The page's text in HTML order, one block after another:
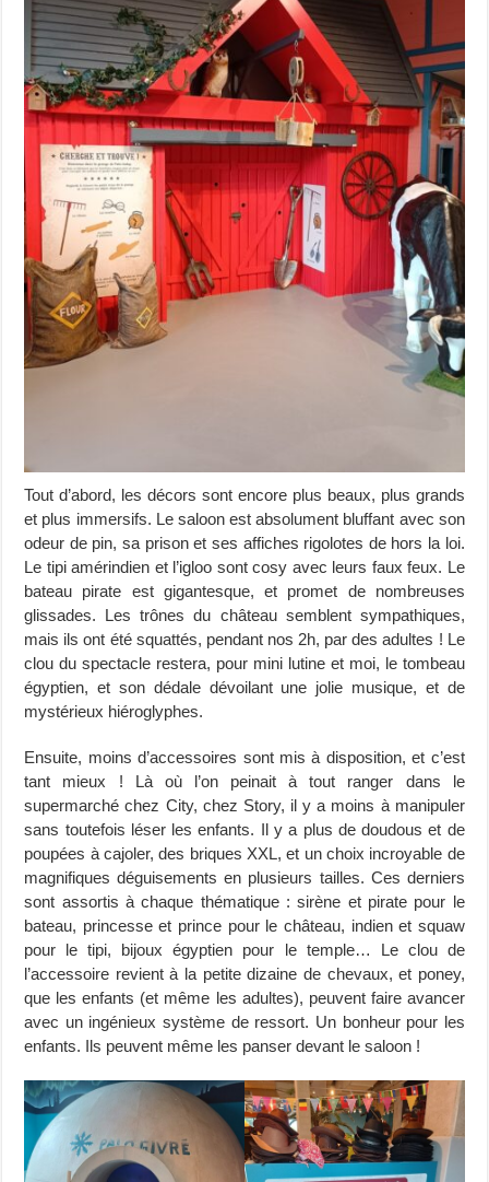
Tout d’abord, les décors sont encore plus beaux, plus grands
et plus immersifs. Le saloon est absolument bluffant avec son
odeur de pin, sa prison et ses affiches rigolotes de hors la loi.
Le tipi amérindien et l’igloo sont cosy avec leurs faux feux. Le
bateau pirate est gigantesque, et promet de nombreuses
glissades. Les trônes du château semblent sympathiques,
mais ils ont été squattés, pendant nos 2h, par des adultes ! Le
clou du spectacle restera, pour mini lutine et moi, le tombeau
égyptien, et son dédale dévoilant une jolie musique, et de
mystérieux hiéroglyphes.
Ensuite, moins d’accessoires sont mis à disposition, et c’est
tant mieux ! Là où l’on peinait à tout ranger dans le
supermarché chez City, chez Story, il y a moins à manipuler
sans toutefois léser les enfants. Il y a plus de doudous et de
poupées à cajoler, des briques XXL, et un choix incroyable de
magnifiques déguisements en plusieurs tailles. Ces derniers
sont assortis à chaque thématique : sirène et pirate pour le
bateau, princesse et prince pour le château, indien et squaw
pour le tipi, bijoux égyptien pour le temple… Le clou de
l’accessoire revient à la petite dizaine de chevaux, et poney,
que les enfants (et même les adultes), peuvent faire avancer
avec un ingénieux système de ressort. Un bonheur pour les
enfants. Ils peuvent même les panser devant le saloon !